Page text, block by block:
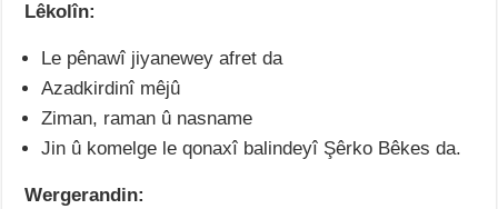
Lêkolîn:
Le pênawî jiyanewey afret da
Azadkirdinî mêjû
Ziman, raman û nasname
Jin û komelge le qonaxî balindeyî Şêrko Bêkes da.
Wergerandin: